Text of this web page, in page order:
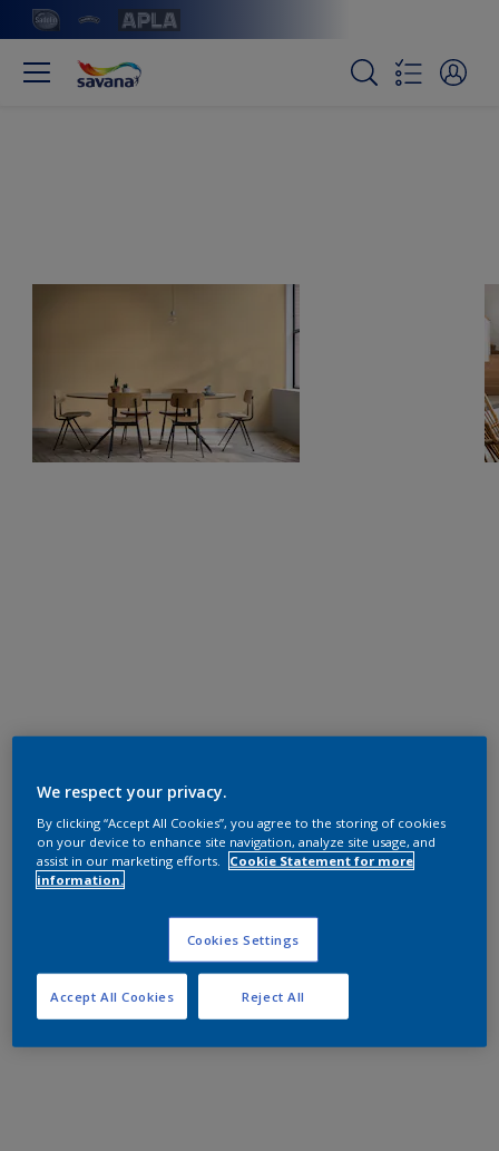
We respect your privacy.
By clicking “Accept All Cookies”, you agree to the storing of cookies
on your device to enhance site navigation, analyze site usage, and
assist in our marketing efforts.
Cookie Statement for more
information.
Cookies Settings
Reject All
Accept All Cookies